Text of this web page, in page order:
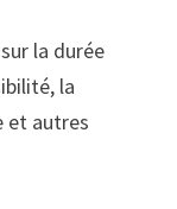
la durée
la
et autres